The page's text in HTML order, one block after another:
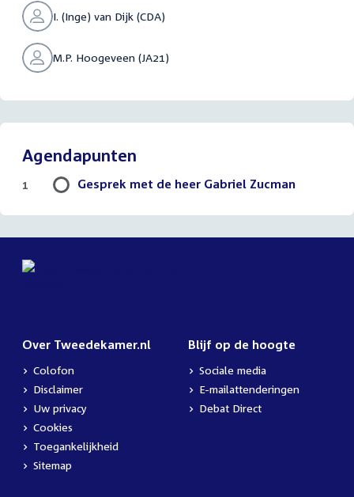
I. (Inge) van Dijk (CDA)
M.P. Hoogeveen (JA21)
Agendapunten
Gesprek met de heer Gabriel Zucman
1
Over Tweedekamer.nl
Colofon
Disclaimer
Uw privacy
Cookies
Toegankelijkheid
Sitemap
Blijf op de hoogte
Sociale media
E-mailattenderingen
Debat Direct